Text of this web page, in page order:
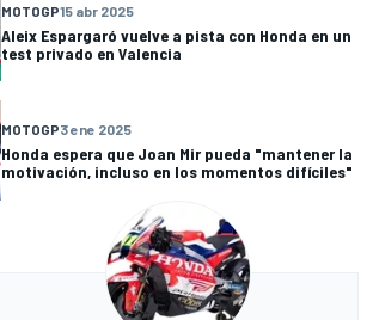
MOTOGP15 abr 2025
Aleix Espargaró vuelve a pista con Honda en un
test privado en Valencia
MOTOGP3 ene 2025
Honda espera que Joan Mir pueda "mantener la
motivación, incluso en los momentos difíciles"